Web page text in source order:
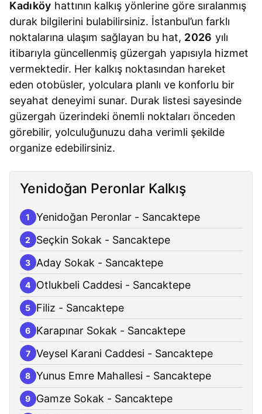
Kadıköy hattının kalkış yönlerine göre sıralanmış
durak bilgilerini bulabilirsiniz. İstanbul’un farklı
noktalarına ulaşım sağlayan bu hat, 2026 yılı
itibarıyla güncellenmiş güzergah yapısıyla hizmet
vermektedir. Her kalkış noktasından hareket
eden otobüsler, yolculara planlı ve konforlu bir
seyahat deneyimi sunar. Durak listesi sayesinde
güzergah üzerindeki önemli noktaları önceden
görebilir, yolculuğunuzu daha verimli şekilde
organize edebilirsiniz.
Yenidoğan Peronlar Kalkış
1 Yenidoğan Peronlar - Sancaktepe
2 Seçkin Sokak - Sancaktepe
3 Aday Sokak - Sancaktepe
4 Otlukbeli Caddesi - Sancaktepe
5 Filiz - Sancaktepe
6 Karapınar Sokak - Sancaktepe
7 Veysel Karani Caddesi - Sancaktepe
8 Yunus Emre Mahallesi - Sancaktepe
9 Gamze Sokak - Sancaktepe